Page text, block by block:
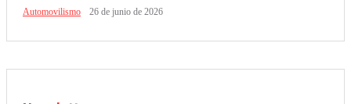
Automovilismo 26 de junio de 2026